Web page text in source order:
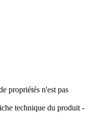
propriétés n'est pas
technique du produit -